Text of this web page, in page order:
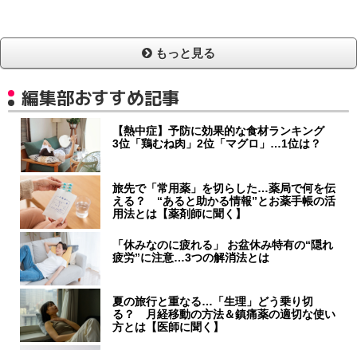
もっと見る
編集部おすすめ記事
【熱中症】予防に効果的な食材ランキング
3位「鶏むね肉」2位「マグロ」…1位は？
旅先で「常用薬」を切らした…薬局で何を伝
える？ “あると助かる情報”とお薬手帳の活
用法とは【薬剤師に聞く】
「休みなのに疲れる」 お盆休み特有の“隠れ
疲労”に注意…3つの解消法とは
夏の旅行と重なる…「生理」どう乗り切
る？ 月経移動の方法＆鎮痛薬の適切な使い
方とは【医師に聞く】